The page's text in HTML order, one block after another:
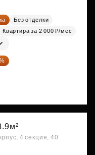
Без отделки
Квартира за 2 000 ₽/мес
4 секция, 40